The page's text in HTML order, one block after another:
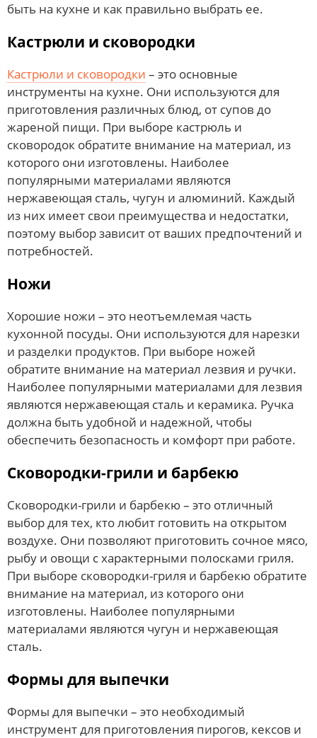
быть на кухне и как правильно выбрать ее.
Кастрюли и сковородки
Кастрюли и сковородки – это основные
инструменты на кухне. Они используются для
приготовления различных блюд, от супов до
жареной пищи. При выборе кастрюль и
сковородок обратите внимание на материал, из
которого они изготовлены. Наиболее
популярными материалами являются
нержавеющая сталь, чугун и алюминий. Каждый
из них имеет свои преимущества и недостатки,
поэтому выбор зависит от ваших предпочтений и
потребностей.
Ножи
Хорошие ножи – это неотъемлемая часть
кухонной посуды. Они используются для нарезки
и разделки продуктов. При выборе ножей
обратите внимание на материал лезвия и ручки.
Наиболее популярными материалами для лезвия
являются нержавеющая сталь и керамика. Ручка
должна быть удобной и надежной, чтобы
обеспечить безопасность и комфорт при работе.
Сковородки-грили и барбекю
Сковородки-грили и барбекю – это отличный
выбор для тех, кто любит готовить на открытом
воздухе. Они позволяют приготовить сочное мясо,
рыбу и овощи с характерными полосками гриля.
При выборе сковородки-гриля и барбекю обратите
внимание на материал, из которого они
изготовлены. Наиболее популярными
материалами являются чугун и нержавеющая
сталь.
Формы для выпечки
Формы для выпечки – это необходимый
инструмент для приготовления пирогов, кексов и